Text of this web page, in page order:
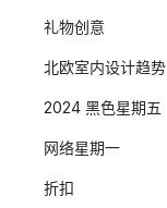
礼物创意
北欧室内设计趋势
2024 黑色星期五
网络星期一
折扣